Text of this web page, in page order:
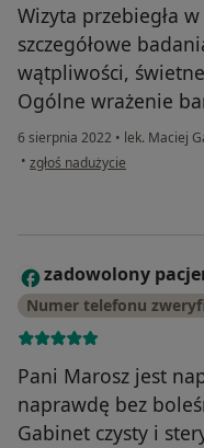
Wizyta przebiegła
szczegółowe
wątpliwości,
Ogólne wrażenie
6 sierpnia 2022 • lek. Maciej
• w opinii użytkownika Natalia
zgłoś nadużycie
Z zadowolony
Numer telefonu
Pani Marosz jest
naprawdę bez
Gabinet czysty i